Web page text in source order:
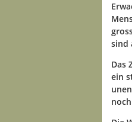
sind
Das
ein